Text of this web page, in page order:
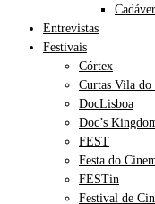
Entrevistas
Festivais
Córtex
Curtas Vila do
DocLisboa
Doc’s
FEST
Festa do
FESTin
Festival de